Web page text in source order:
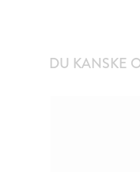
DU KANSKE